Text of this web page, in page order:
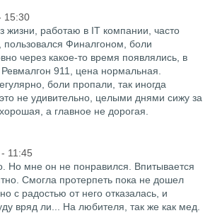
15:30
жизни, работаю в IT компании, часто
пользовался Финалгоном, боли
через какое-то время появлялись, в
911, цена нормальная.
боли пропали, так иногда
не удивительно, целыми днями сижу за
а главное не дорогая.
11:45
Но мне он не понравился. Впитывается
Смогла протерпеть пока не дошел
с радостью от него отказалась, и
вряд ли... На любителя, так же как мед.